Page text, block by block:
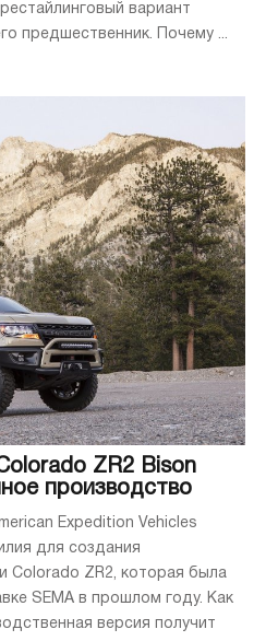
вариант
предшественник. Почему ...
ZR2 Bison
производство
Expedition Vehicles
для создания
Colorado ZR2, которая была
SEMA в прошлом году. Как
версия получит